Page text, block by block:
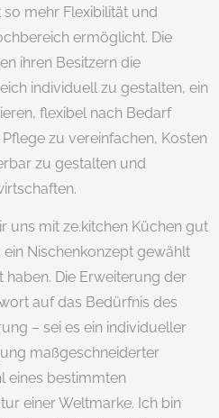
mehr Flexibilität und
ermöglicht. Die
ihren Besitzern die
individuell zu gestalten, ein
flexibel nach Bedarf
zu vereinfachen, Kosten
zu gestalten und
uns mit ze.kitchen Küchen gut
Nischenkonzept gewählt
Die Erweiterung der
auf das Bedürfnis des
– sei es ein individueller
maßgeschneiderter
eines bestimmten
einer Weltmarke. Ich bin